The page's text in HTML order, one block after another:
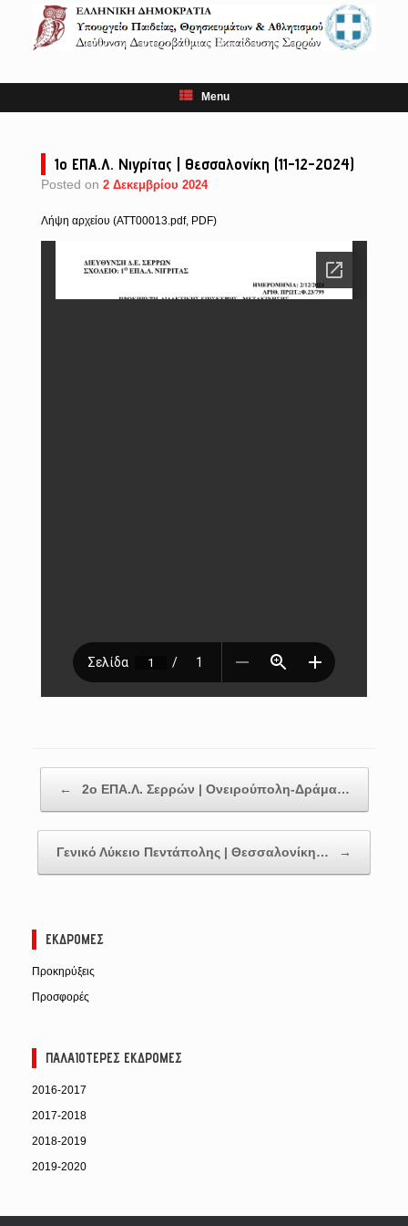
content
Menu
1ο ΕΠΑ.Λ. Νιγρίτας | Θεσσαλονίκη (11-12-2024)
Posted on 2 Δεκεμβρίου 2024
Λήψη αρχείου (ATT00013.pdf, PDF)
←
2ο ΕΠΑ.Λ. Σερρών | Ονειρούπολη-Δράμα…
Γενικό Λύκειο Πεντάπολης | Θεσσαλονίκη… →
ΕΚΔΡΟΜΈΣ
Προκηρύξεις
Προσφορές
ΠΑΛΑΙΌΤΕΡΕΣ ΕΚΔΡΟΜΈΣ
2016-2017
2017-2018
2018-2019
2019-2020